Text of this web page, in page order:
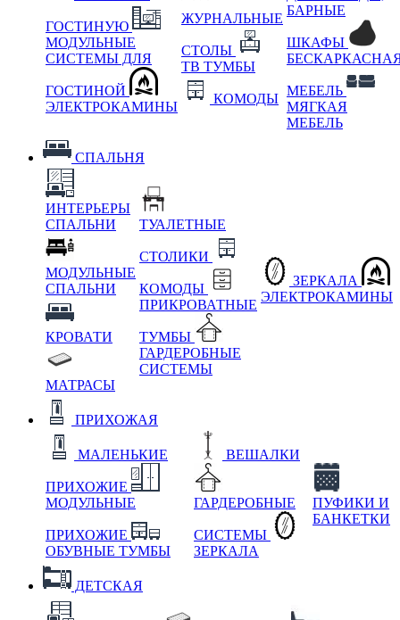
ГОСТИНУЮ
МОДУЛЬНЫЕ
СИСТЕМЫ ДЛЯ
ГОСТИНОЙ
ЭЛЕКТРОКАМИНЫ
ЖУРНАЛЬНЫЕ
СТОЛЫ
ТВ ТУМБЫ
КОМОДЫ
БАРНЫЕ
ШКАФЫ
МЕБЕЛЬ
МЯГКАЯ
МЕБЕЛЬ
СПАЛЬНЯ
ИНТЕРЬЕРЫ
СПАЛЬНИ
МОДУЛЬНЫЕ
СПАЛЬНИ
КРОВАТИ
МАТРАСЫ
ТУАЛЕТНЫЕ
СТОЛИКИ
КОМОДЫ
ПРИКРОВАТНЫЕ
ТУМБЫ
ГАРДЕРОБНЫЕ
СИСТЕМЫ
ЗЕРКАЛА
ЭЛЕКТРОКАМИНЫ
ПРИХОЖАЯ
МАЛЕНЬКИЕ
ПРИХОЖИЕ
МОДУЛЬНЫЕ
ПРИХОЖИЕ
ОБУВНЫЕ ТУМБЫ
ВЕШАЛКИ
ГАРДЕРОБНЫЕ
СИСТЕМЫ
ЗЕРКАЛА
ПУФИКИ И
БАНКЕТКИ
ДЕТСКАЯ